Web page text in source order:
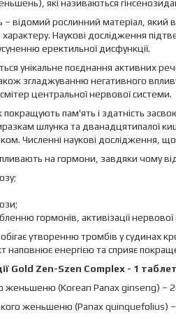
які називаються
відомий рослинний матеріал, який
Наукові дослідження
еректильної дисфункції.
унікальне поєднання активних
згладжуванню негативного
центральної нервової системи.
покращують пам'ять і здатність
шлунка та дванадцятипалої
Численні наукові дослідження, що
на гормони, завдяки чому
гормонів, активізації
утворенню тромбів у судинах
наповнює енергією та сприяє
Gold Zen-Szen Complex - 1
женьшеню (Korean Panax ginseng) –
женьшеню (Panax quinquefolius)